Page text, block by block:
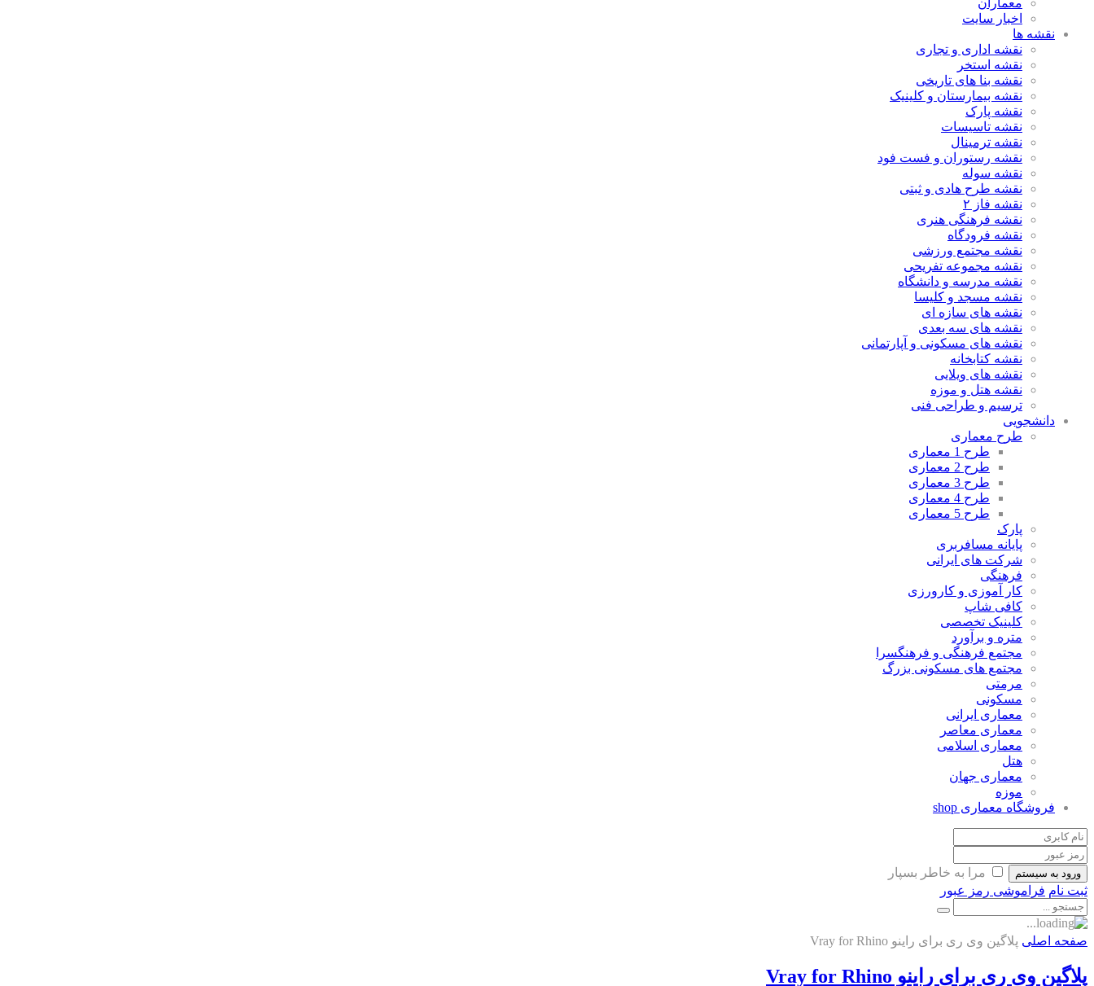
معماران
اخبار سایت
نقشه ها
نقشه اداری و تجاری
نقشه استخر
نقشه بنا های تاریخی
نقشه بیمارستان و کلینیک
نقشه پارک
نقشه تاسیسات
نقشه ترمینال
نقشه رستوران و فست فود
نقشه سوله
نقشه طرح هادی و ثبتی
نقشه فاز ۲
نقشه فرهنگی هنری
نقشه فرودگاه
نقشه مجتمع ورزشی
نقشه مجموعه تفریحی
نقشه مدرسه و دانشگاه
نقشه مسجد و کلیسا
نقشه های سازه ای
نقشه های سه بعدی
نقشه های مسکونی و آپارتمانی
نقشه کتابخانه
نقشه های ویلایی
نقشه هتل و موزه
ترسیم و طراحی فنی
دانشجویی
طرح معماری
طرح 1 معماری
طرح 2 معماری
طرح 3 معماری
طرح 4 معماری
طرح 5 معماری
پارک
پایانه مسافربری
شرکت های ایرانی
فرهنگی
کار آموزی و کارورزی
کافی شاپ
کلینیک تخصصی
متره و برآورد
مجتمع فرهنگی و فرهنگسرا
مجتمع های مسکونی بزرگ
مرمتی
مسکونی
معماری ایرانی
معماری معاصر
معماری اسلامی
هتل
معماری جهان
موزه
فروشگاه معماری shop
ورود به سیستم
مرا به خاطر بسپار
ثبت نام فراموشی رمز عبور
صفحه اصلی پلاگین وی ری برای راینو Vray for Rhino
پلاگین وی ری برای راینو Vray for Rhino